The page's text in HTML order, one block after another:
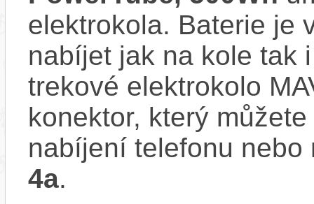
elektrokola. Baterie je
nabíjet jak na kole tak
trekové elektrokolo
konektor, který
nabíjení telefonu
4a.